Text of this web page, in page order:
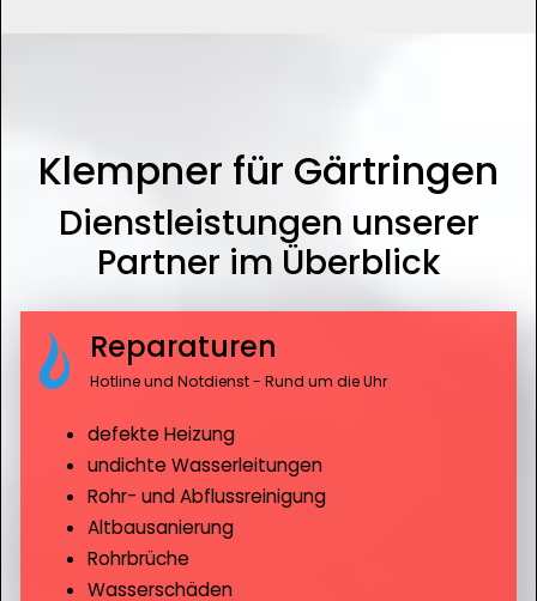
Klempner für Gärtringen
Dienstleistungen unserer
Partner im Überblick
Reparaturen
Hotline und Notdienst - Rund um die Uhr
defekte Heizung
undichte Wasserleitungen
Rohr- und Abflussreinigung
Altbausanierung
Rohrbrüche
Wasserschäden